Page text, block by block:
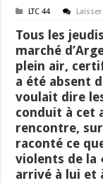
LTC 44
Tous les
marché
plein air,
a été absent
voulait dire
conduit à cet
rencontre,
raconté ce
violents de la
arrivé à lui et